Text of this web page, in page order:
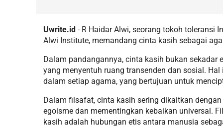
Uwrite.id - R Haidar Alwi, seorang tokoh toleransi
Alwi Institute, memandang cinta kasih sebagai
Dalam pandangannya, cinta kasih bukan
yang menyentuh ruang transenden dan sosial.
dalam setiap agama, yang bertujuan untuk
Dalam filsafat, cinta kasih sering dikaitkan
egoisme dan mementingkan kebaikan universal.
kasih adalah hubungan etis antara manusia